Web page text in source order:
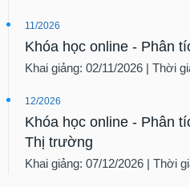
11/2026
Khóa học online - Phân
Khai giảng: 02/11/2026 | Thời
12/2026
Khóa học online - Phân
Thị trường
Khai giảng: 07/12/2026 | Thời